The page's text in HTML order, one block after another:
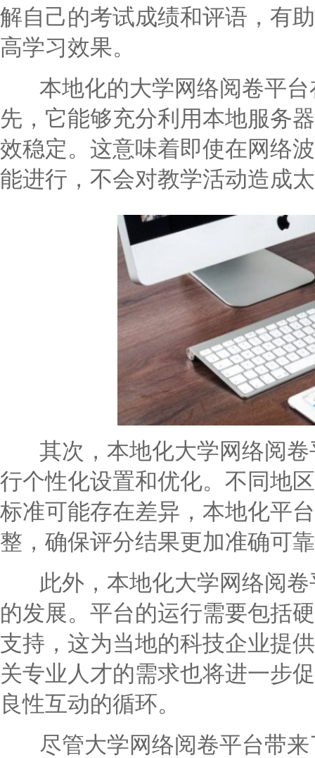
解自己的考试成绩和评语，有
高学习效果。
本地化的大学网络阅卷平台
先，它能够充分利用本地服务
效稳定。这意味着即使在网络
能进行，不会对教学活动造成
其次，本地化大学网络阅卷
行个性化设置和优化。不同地
标准可能存在差异，本地化平
整，确保评分结果更加准确可
此外，本地化大学网络阅卷
的发展。平台的运行需要包括
支持，这为当地的科技企业提
关专业人才的需求也将进一步
良性互动的循环。
尽管大学网络阅卷平台带来